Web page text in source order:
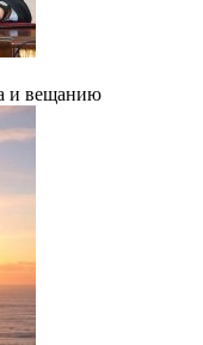
и вещанию